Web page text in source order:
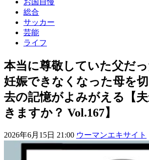
総合
サッカー
芸能
ライフ
本当に尊敬していた父だ
妊娠できなくなった母を
去の記憶がよみがえる【
きますか？ Vol.167】
2026年6月15日 21:00 ウーマンエキサイト